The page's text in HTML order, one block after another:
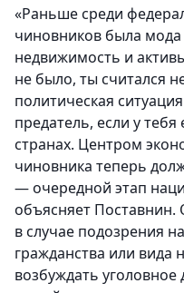
«Раньше среди
чиновников была
недвижимость и
не было, ты считался
политическая
предатель, если у
странах. Центром
чиновника теперь
— очередной этап
объясняет Поставнин.
в случае подозрения
гражданства или вида
возбуждать уголовное